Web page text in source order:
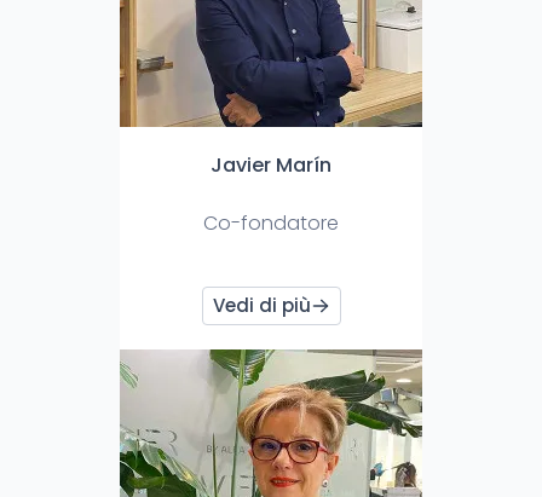
Javier Marín
Co-fondatore
Vedi di più